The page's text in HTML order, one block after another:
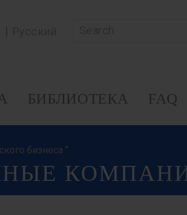
Русский
БИБЛИОТЕКА FAQ
бизнеса "